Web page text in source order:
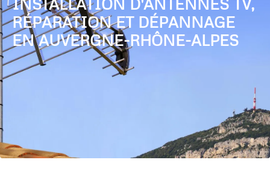
INSTALLATION D'ANTENNES TV,
RÉPARATION ET DÉPANNAGE
EN AUVERGNE-RHÔNE-ALPES